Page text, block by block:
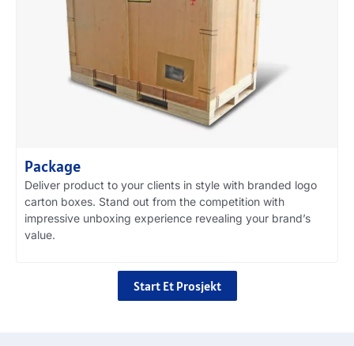
Package
Deliver product to your clients in style with branded logo
carton boxes. Stand out from the competition with
impressive unboxing experience revealing your brand’s
value.
Start Et Prosjekt